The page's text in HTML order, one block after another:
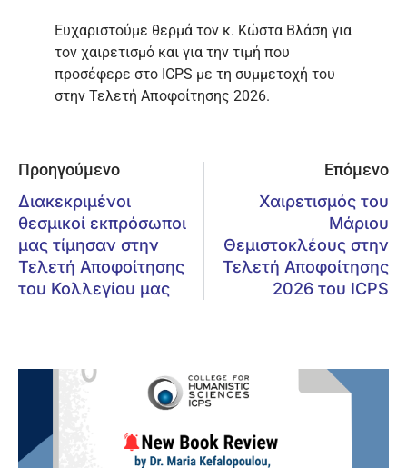
Ευχαριστούμε θερμά τον κ. Κώστα Βλάση για
τον χαιρετισμό και για την τιμή που
προσέφερε στο ICPS με τη συμμετοχή του
στην Τελετή Αποφοίτησης 2026.
Προηγούμενο
Διακεκριμένοι
θεσμικοί εκπρόσωποι
μας τίμησαν στην
Τελετή Αποφοίτησης
του Κολλεγίου μας
Επόμενο
Χαιρετισμός του
Μάριου
Θεμιστοκλέους στην
Τελετή Αποφοίτησης
2026 του ICPS